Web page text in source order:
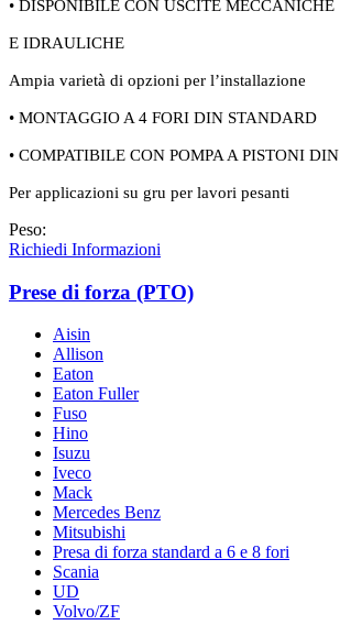
• DISPONIBILE CON USCITE MECCANICHE
E IDRAULICHE
Ampia varietà di opzioni per l’installazione
• MONTAGGIO A 4 FORI DIN STANDARD
• COMPATIBILE CON POMPA A PISTONI DIN
Per applicazioni su gru per lavori pesanti
Peso:
Richiedi Informazioni
Prese di forza (PTO)
Aisin
Allison
Eaton
Eaton Fuller
Fuso
Hino
Isuzu
Iveco
Mack
Mercedes Benz
Mitsubishi
Presa di forza standard a 6 e 8 fori
Scania
UD
Volvo/ZF